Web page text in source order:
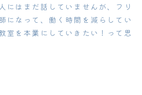
にはまだ話していませんが、フリ
になって、働く時間を減らしてい
室を本業にしていきたい！って思